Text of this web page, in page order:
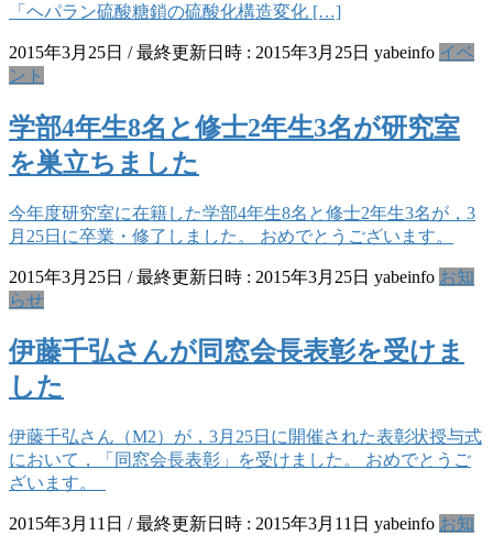
「ヘパラン硫酸糖鎖の硫酸化構造変化 […]
2015年3月25日 / 最終更新日時 : 2015年3月25日 yabeinfo イベ
ント
学部4年生8名と修士2年生3名が研究室
を巣立ちました
今年度研究室に在籍した学部4年生8名と修士2年生3名が，3
月25日に卒業・修了しました。 おめでとうございます。
2015年3月25日 / 最終更新日時 : 2015年3月25日 yabeinfo お知
らせ
伊藤千弘さんが同窓会長表彰を受けま
した
伊藤千弘さん（M2）が，3月25日に開催された表彰状授与式
において，「同窓会長表彰」を受けました。 おめでとうご
ざいます。
2015年3月11日 / 最終更新日時 : 2015年3月11日 yabeinfo お知